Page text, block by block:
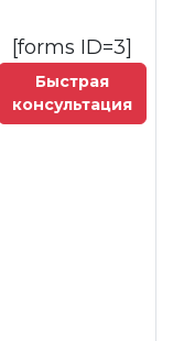
[forms ID=3]
Быстрая
консультация